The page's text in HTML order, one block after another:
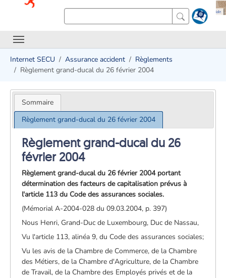
Internet SECU Assurance accident
Règlements
Règlement grand-ducal du 26 février 2004
Sommaire
Règlement grand-ducal du 26 février 2004
Règlement grand-ducal du 26
février 2004
Règlement grand-ducal du 26 février 2004 portant
détermination des facteurs de capitalisation prévus à
l'article 113 du Code des assurances sociales.
(Mémorial A-2004-028 du 09.03.2004, p. 397)
Nous Henri, Grand-Duc de Luxembourg, Duc de Nassau,
Vu l'article 113, alinéa 9, du Code des assurances sociales;
Vu les avis de la Chambre de Commerce, de la Chambre
des Métiers, de la Chambre d'Agriculture, de la Chambre
de Travail, de la Chambre des Employés privés et de la